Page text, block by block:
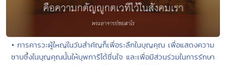
• การคารวะผู้ใหญ่ในวันสำคัญก็เพื่อระลึกในบุญคุณ เพื่อแสดงความ
ซาบซึ้งในบุญคุณนั้นให้บุพการีได้ชื่นใจ และเพื่อมีส่วนร่วมในการรักษา